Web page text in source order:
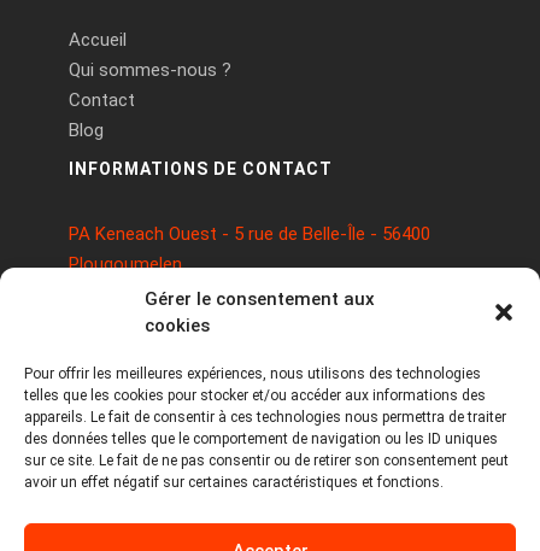
Gérer le consentement aux
cookies
Pour offrir les meilleures expériences, nous utilisons des technologies
telles que les cookies pour stocker et/ou accéder aux informations des
appareils. Le fait de consentir à ces technologies nous permettra de traiter
des données telles que le comportement de navigation ou les ID uniques
sur ce site. Le fait de ne pas consentir ou de retirer son consentement peut
avoir un effet négatif sur certaines caractéristiques et fonctions.
Accueil
Qui sommes-nous ?
Contact
Blog
INFORMATIONS DE CONTACT
PA Keneach Ouest - 5 rue de Belle-Île - 56400
Plougoumelen
contact@logiciels-etiquettes.com
09 71 37 25 93
Copyright © 2026 Tous droits réservés -